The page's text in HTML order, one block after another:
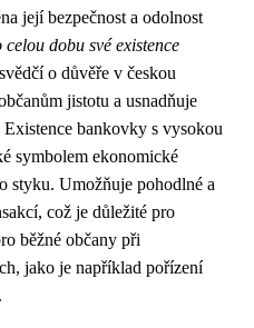
její bezpečnost a odolnost
celou dobu své existence
o důvěře v českou
jistotu a usnadňuje
bankovky s vysokou
symbolem ekonomické
styku. Umožňuje pohodlné a
což je důležité pro
běžné občany při
jako je například pořízení